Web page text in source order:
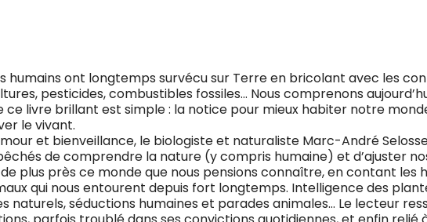
humains ont longtemps survécu sur Terre en bricolant avec les
pesticides, combustibles fossiles… Nous comprenons
ce livre brillant est simple : la notice pour mieux habiter notre
le vivant.
et bienveillance, le biologiste et naturaliste Marc-André
de comprendre la nature (y compris humaine) et d’ajuster
plus près ce monde que nous pensions connaître, en contant les
qui nous entourent depuis fort longtemps. Intelligence des
naturels, séductions humaines et parades animales… Le lecteur